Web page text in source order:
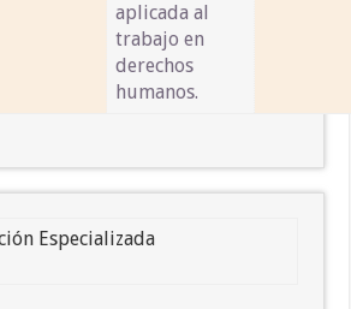
aplicada al
trabajo en
derechos
humanos.
Especializada